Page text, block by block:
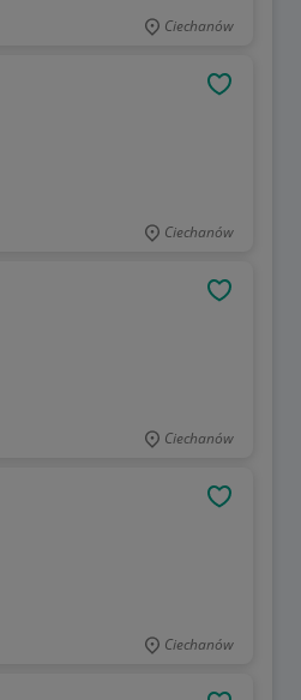
Ciechanów
Ciechanów
Ciechanów
Ciechanów